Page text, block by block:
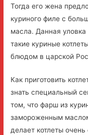
Тогда его жена
куриного филе с
масла. Данная
такие куриные
блюдом в царской
Как приготовить
знать специальный
том, что фарш из
замороженным
делает котлеты